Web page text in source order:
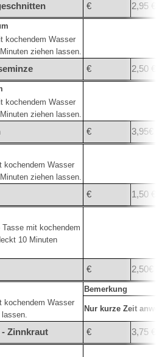
€ 2,95 €
kochendem Wasser
ziehen lassen.
€ 2,50 €
kochendem Wasser
ziehen lassen.
€ 3,95€
kochendem Wasser
ziehen lassen.
€ 1,50 €
mit kochendem
10 Minuten
€ 2,50€
Bemerkung
kochendem Wasser
lassen.
Nur kurze Zeit
Zinnkraut € 3,75 €